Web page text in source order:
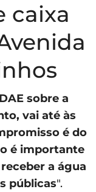
caixa
sobre a
vai até às
é do
é importante
a água
públicas".